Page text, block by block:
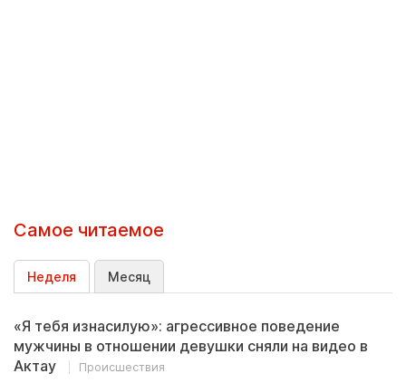
Самое читаемое
Неделя Месяц
«Я тебя изнасилую»: агрессивное поведение
мужчины в отношении девушки сняли на видео в
Актау
Происшествия